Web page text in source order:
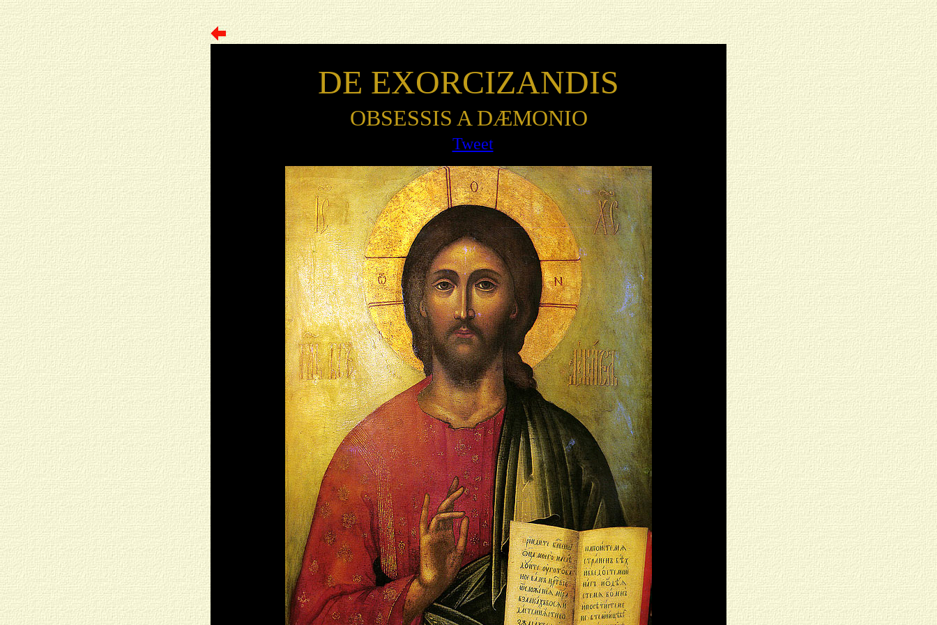
DE EXORCIZANDIS
OBSESSIS A DÆMONIO
Tweet